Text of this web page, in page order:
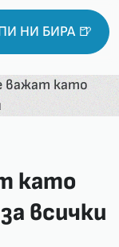
НИ БИРА 🍺
като
всички